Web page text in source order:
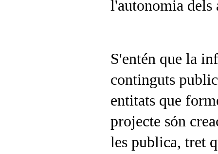
l'autonomia dels
S'entén que la
continguts
entitats que
projecte són
les publica, tret